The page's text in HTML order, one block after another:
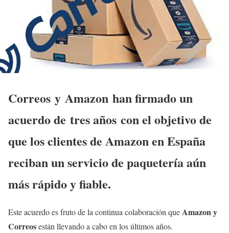
Correos y Amazon han firmado un
acuerdo de tres años con el objetivo de
que los clientes de Amazon en España
reciban un servicio de paquetería aún
más rápido y fiable.
Este acuerdo es fruto de la continua colaboración queAmazon y
Correosestán llevando a cabo en los últimos años.